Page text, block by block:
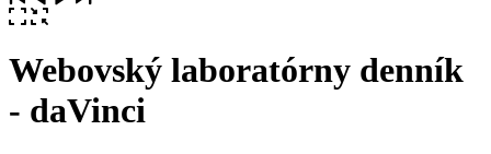
Webovský laboratórny denník
- daVinci